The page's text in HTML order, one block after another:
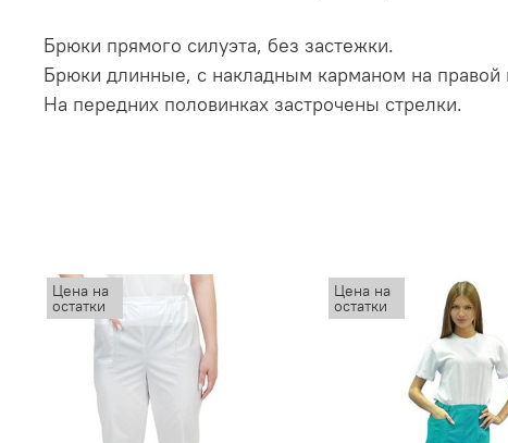
Брюки прямого силуэта, без застежки.
Брюки длинные, с накладным карманом на правой
На передних половинках застрочены стрелки.
Цена на
остатки
Цена на
остатки